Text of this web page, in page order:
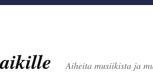
Aiheita musiikista ja